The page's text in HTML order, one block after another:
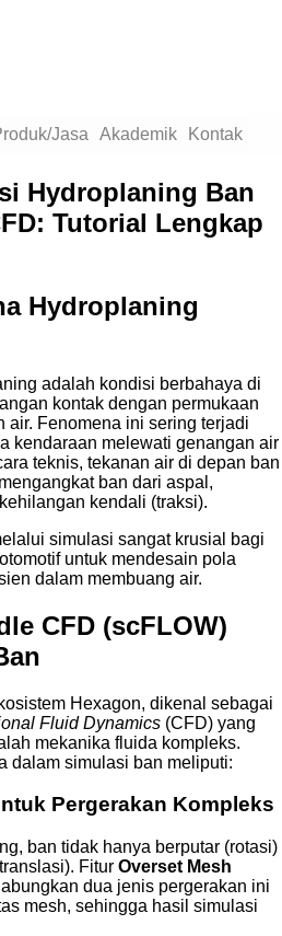
Jasa Akademik Kontak
Hydroplaning Ban
Tutorial Lengkap
Hydroplaning
adalah kondisi berbahaya di
kontak dengan permukaan
air. Fenomena ini sering terjadi
kendaraan melewati genangan air
teknis, tekanan air di depan ban
ban dari aspal,
kendali (traksi).
simulasi sangat krusial bagi
untuk mendesain pola
dalam membuang air.
CFD (scFLOW)
Hexagon, dikenal sebagai
Fluid Dynamics (CFD) yang
mekanika fluida kompleks.
dalam simulasi ban meliputi:
Pergerakan Kompleks
ban tidak hanya berputar (rotasi)
Fitur Overset Mesh
dua jenis pergerakan ini
mesh, sehingga hasil simulasi